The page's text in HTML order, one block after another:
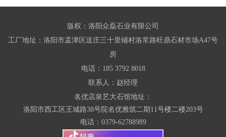
版权：洛阳众磊石业有限公司
工厂地址：洛阳市孟津区送庄三十里铺村洛常路旺鼎石材市场A47号
房
电话： 185 3792 8018
联系人：赵经理
名优店泉艺大石馆地址：
洛阳市西工区王城路38号院名优雅筑二期11号楼二楼203号
电话：0379-62788989